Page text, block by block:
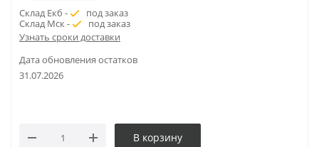
Склад Екб -
под заказ
Склад Мск -
под заказ
Узнать сроки доставки
Дата обновления остатков
31.07.2026
В корзину